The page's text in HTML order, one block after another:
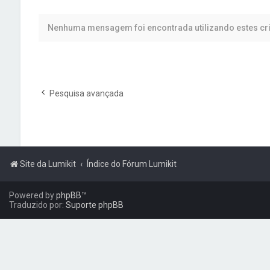
Nenhuma mensagem foi encontrada utilizando estes
Pesquisa avançada
Site da Lumikit Índice do Fórum Lumikit
Powered byphpBB™
Traduzido por: Suporte phpBB